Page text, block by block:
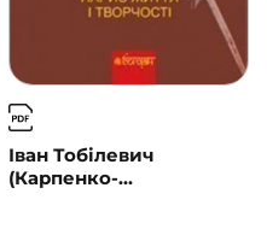
Іван Тобілевич
(Карпенко-...